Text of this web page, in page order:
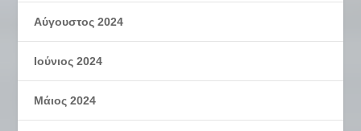
Αύγουστος 2024
Ιούνιος 2024
Μάιος 2024